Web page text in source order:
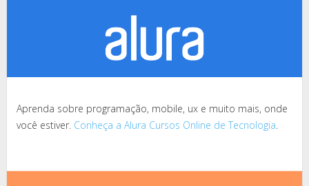
Aprenda sobre programação, mobile, ux e muito mais, onde
você estiver. Conheça a Alura Cursos Online de Tecnologia.